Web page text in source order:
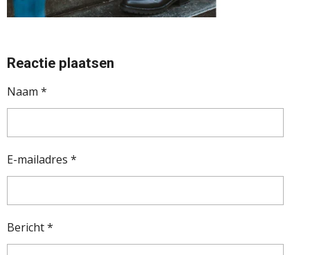
Reactie plaatsen
Naam *
E-mailadres *
Bericht *